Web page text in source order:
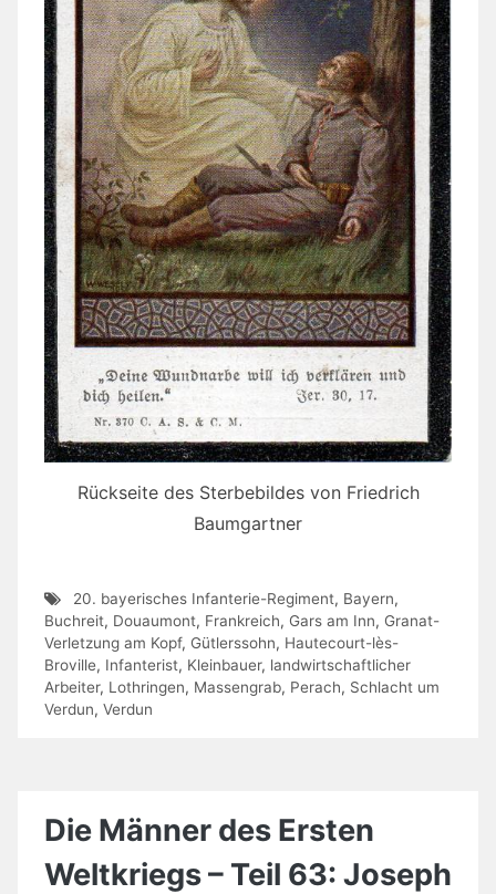
Rückseite des Sterbebildes von Friedrich
Baumgartner
20. bayerisches Infanterie-Regiment, Bayern,
Buchreit, Douaumont, Frankreich, Gars am Inn, Granat-
Verletzung am Kopf, Gütlerssohn, Hautecourt-lès-
Broville, Infanterist, Kleinbauer, landwirtschaftlicher
Arbeiter, Lothringen, Massengrab, Perach, Schlacht um
Verdun, Verdun
Die Männer des Ersten
Weltkriegs – Teil 63: Joseph